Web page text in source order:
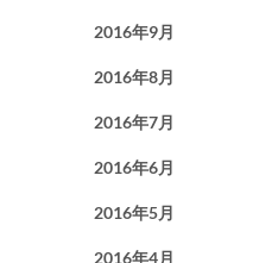
2016年9月
2016年8月
2016年7月
2016年6月
2016年5月
2016年4月